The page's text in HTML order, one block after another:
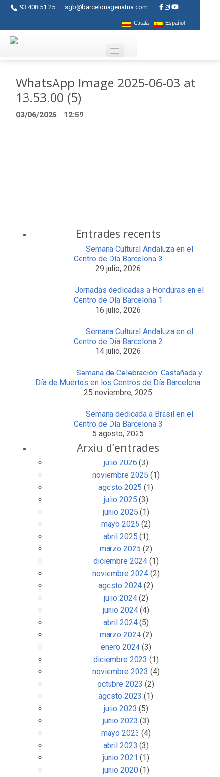
93 408 51 25 sgb@barcelonageriatria.com
Català Español
Servicios
Actividades
WhatsApp Image 2025-06-03 at
13.53.00 (5)
03/06/2025 - 12:59
Entrades recents
Semana Cultural Andaluza en el
Centro de Día Barcelona 3
29 julio, 2026
Jornadas dedicadas a Honduras en el
Centro de Día Barcelona 1
16 julio, 2026
Semana Cultural Andaluza en el
Centro de Día Barcelona 2
14 julio, 2026
Semana de Celebración: Castañada y
Día de Muertos en los Centros de Día Barcelona
25 noviembre, 2025
Semana dedicada a Brasil en el
Centro de Día Barcelona 3
5 agosto, 2025
Arxiu d’entrades
julio 2026 (3)
noviembre 2025 (1)
agosto 2025 (1)
julio 2025 (3)
junio 2025 (1)
mayo 2025 (2)
abril 2025 (1)
marzo 2025 (2)
diciembre 2024(1)
noviembre 2024(2)
agosto 2024 (2)
julio 2024(2)
junio 2024(4)
abril 2024(5)
marzo 2024(2)
enero 2024(3)
diciembre 2023 (1)
noviembre 2023 (4)
octubre 2023 (2)
agosto 2023 (1)
julio 2023 (5)
junio 2023 (3)
mayo 2023 (4)
abril 2023 (3)
junio 2021 (1)
junio 2020(1)